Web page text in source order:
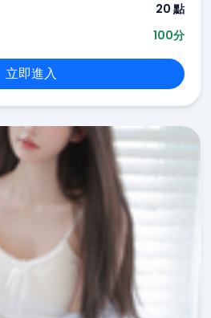
20 點
100分
立即進入